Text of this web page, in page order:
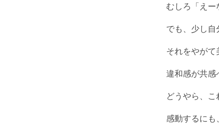
むしろ「え
でも、少し
それをやが
違和感が共感
どうやら、
感動するに